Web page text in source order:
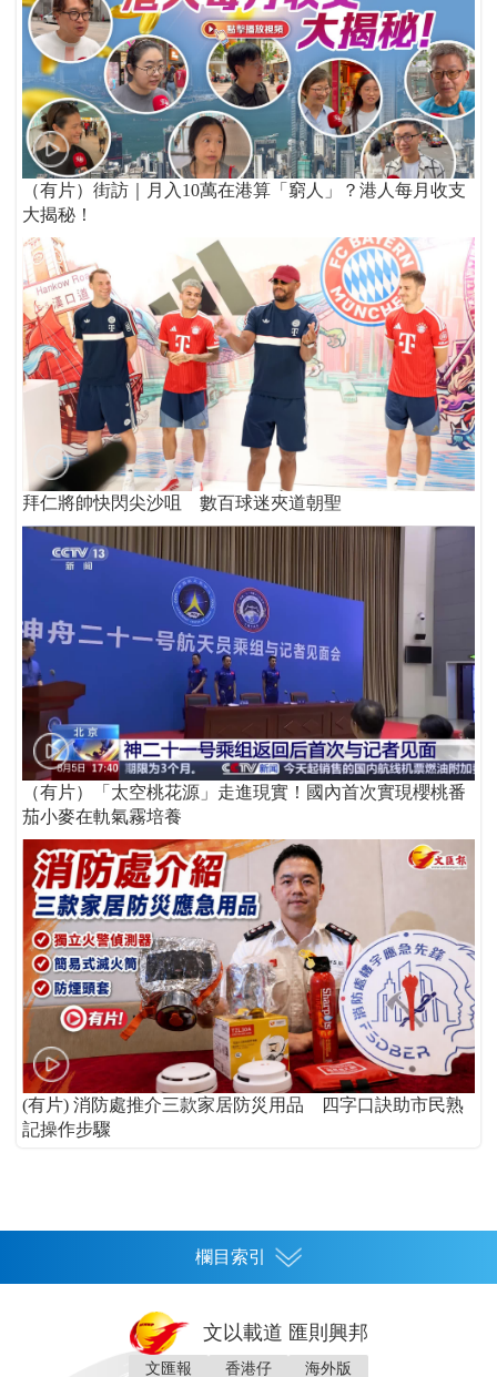
（有片）街訪｜月入10萬在港算「窮人」？港人每月收支
大揭秘！
拜仁將帥快閃尖沙咀 數百球迷夾道朝聖
（有片）「太空桃花源」走進現實！國內首次實現櫻桃番
茄小麥在軌氣霧培養
(有片) 消防處推介三款家居防災用品 四字口訣助市民熟
記操作步驟
欄目索引
文以載道 匯則興邦
文匯報 香港仔 海外版